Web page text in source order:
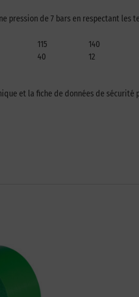
pression de 7 bars en respectant les
115 140
40 12
et la fiche de données de sécurité